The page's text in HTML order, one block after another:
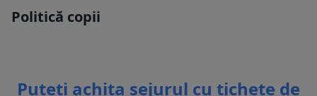
Politică copii
Puteti achita sejurul cu tichete de